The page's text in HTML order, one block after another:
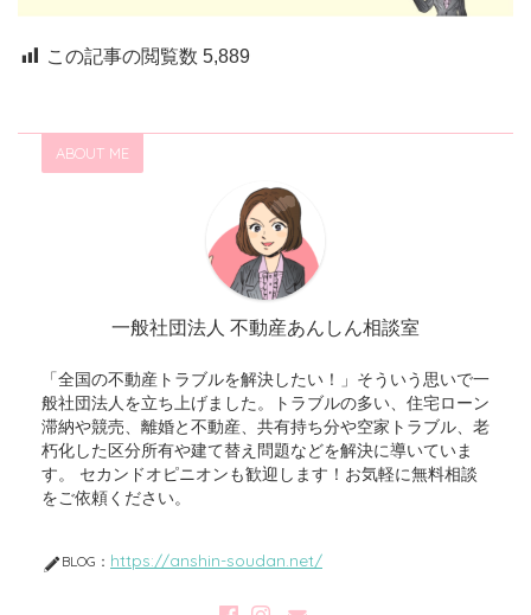
この記事の閲覧数 5,889
ABOUT ME
一般社団法人 不動産あんしん相談室
「全国の不動産トラブルを解決したい！」そういう思いで一
般社団法人を立ち上げました。トラブルの多い、住宅ローン
滞納や競売、離婚と不動産、共有持ち分や空家トラブル、老
朽化した区分所有や建て替え問題などを解決に導いていま
す。 セカンドオピニオンも歓迎します！お気軽に無料相談
をご依頼ください。
BLOG： https://anshin-soudan.net/